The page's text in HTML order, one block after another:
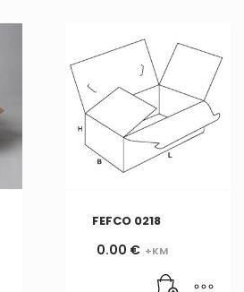
FEFCO 0218
0.00 €